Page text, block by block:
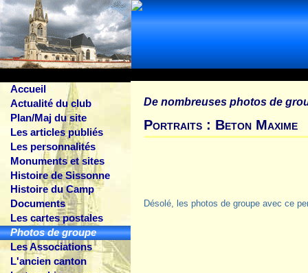
Accueil
Actualité du club
Plan/Maj du site
Les articles publiés
Les personnalités
Monuments et sites
Histoire de Sissonne
Histoire du Camp
Documents
Les cartes postales
Photos de groupe
Les Associations
L'ancien canton
De nombreuses photos de
Portraits : Beton Maxime
Désolé, les photos de groupe avec ce